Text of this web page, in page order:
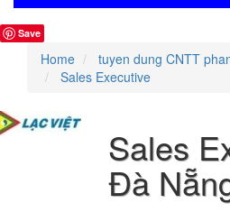
Save
Home
tuyen dung CNTT
Sales Executive
Sales
Đà